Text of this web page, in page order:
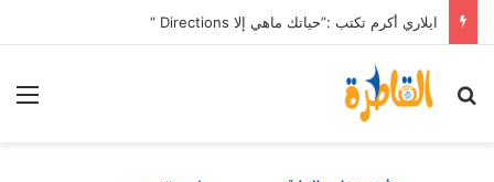
ايلاري أكرم تكتب :”حياتك ماهي إلا Directions “
بحث عن